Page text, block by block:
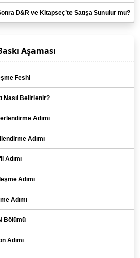
D&R ve Kitapseç’te Satışa Sunulur mu?
Aşaması
Feshi
Nasıl Belirlenir?
Adımı
Adımı
Adımı
Adımı
Adımı
Bölümü
Adımı